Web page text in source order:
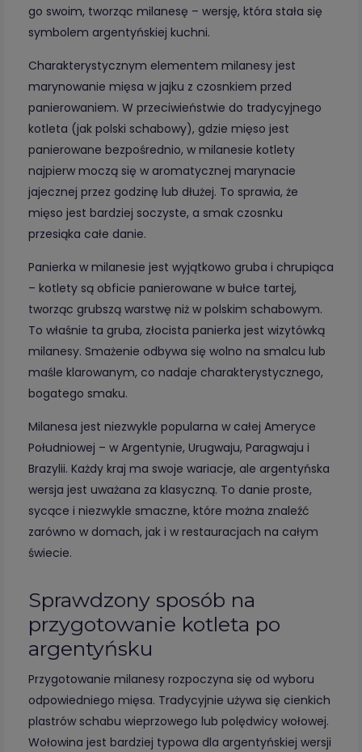
go swoim, tworząc milanesę – wersję, która stała się
symbolem argentyńskiej kuchni.
Charakterystycznym elementem milanesy jest
marynowanie mięsa w jajku z czosnkiem przed
panierowaniem. W przeciwieństwie do tradycyjnego
kotleta (jak polski schabowy), gdzie mięso jest
panierowane bezpośrednio, w milanesie kotlety
najpierw moczą się w aromatycznej marynacie
jajecznej przez godzinę lub dłużej. To sprawia, że
mięso jest bardziej soczyste, a smak czosnku
przesiąka całe danie.
Panierka w milanesie jest wyjątkowo gruba i chrupiąca
– kotlety są obficie panierowane w bułce tartej,
tworząc grubszą warstwę niż w polskim schabowym.
To właśnie ta gruba, złocista panierka jest wizytówką
milanesy. Smażenie odbywa się wolno na smalcu lub
maśle klarowanym, co nadaje charakterystycznego,
bogatego smaku.
Milanesa jest niezwykle popularna w całej Ameryce
Południowej – w Argentynie, Urugwaju, Paragwaju i
Brazylii. Każdy kraj ma swoje wariacje, ale argentyńska
wersja jest uważana za klasyczną. To danie proste,
sycące i niezwykle smaczne, które można znaleźć
zarówno w domach, jak i w restauracjach na całym
świecie.
Sprawdzony sposób na
przygotowanie kotleta po
argentyńsku
Przygotowanie milanesy rozpoczyna się od wyboru
odpowiedniego mięsa. Tradycyjnie używa się cienkich
plastrów schabu wieprzowego lub polędwicy wołowej.
Wołowina jest bardziej typowa dla argentyńskiej wersji